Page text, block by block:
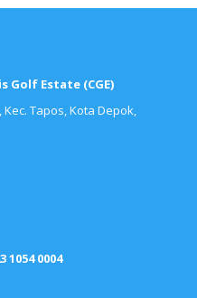
Golf Estate (CGE)
Tapos, Kota Depok,
1054 0004